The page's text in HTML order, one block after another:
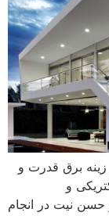
را در زینه برق قدرت و
و
نیت در انجام